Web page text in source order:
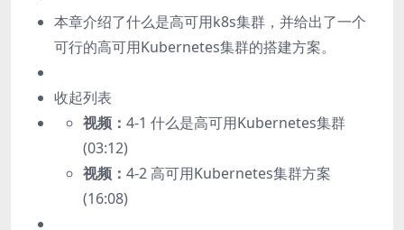
本章介绍了什么是高可用k8s集群，并给出了一个
可行的高可用Kubernetes集群的搭建方案。
收起列表
视频： 4-1 什么是高可用Kubernetes集群
(03:12)
视频： 4-2 高可用Kubernetes集群方案
(16:08)